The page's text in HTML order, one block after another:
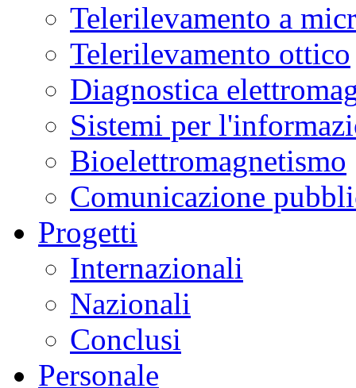
Telerilevamento a
Telerilevamento ottico
Diagnostica
Sistemi per
Bioelettromagnetismo
Comunicazione
Progetti
Internazionali
Nazionali
Conclusi
Personale